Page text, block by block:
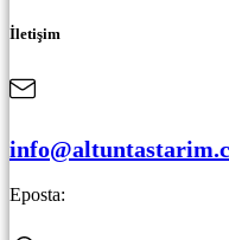
İletişim
Eposta: